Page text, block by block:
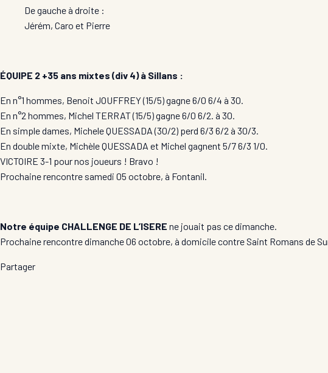
De gauche à droite :
Jérém, Caro et Pierre
ÉQUIPE 2 +35 ans mixtes (div 4) à Sillans :
En n°1 hommes, Benoit JOUFFREY (15/5) gagne 6/0 6/4 à 30.
En n°2 hommes, Michel TERRAT (15/5) gagne 6/0 6/2. à 30.
En simple dames, Michele QUESSADA (30/2) perd 6/3 6/2 à 30/3.
En double mixte, Michèle QUESSADA et Michel gagnent 5/7 6/3 1/0.
VICTOIRE 3-1 pour nos joueurs ! Bravo !
Prochaine rencontre samedi 05 octobre, à Fontanil.
Notre équipe CHALLENGE DE L’ISERE ne jouait pas ce dimanche.
Prochaine rencontre dimanche 06 octobre, à domicile contre Saint Romans de
Partager